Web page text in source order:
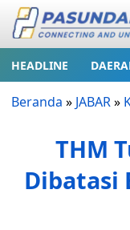
HEADLINE
Beranda » JABAR»
THM
Dibatasi